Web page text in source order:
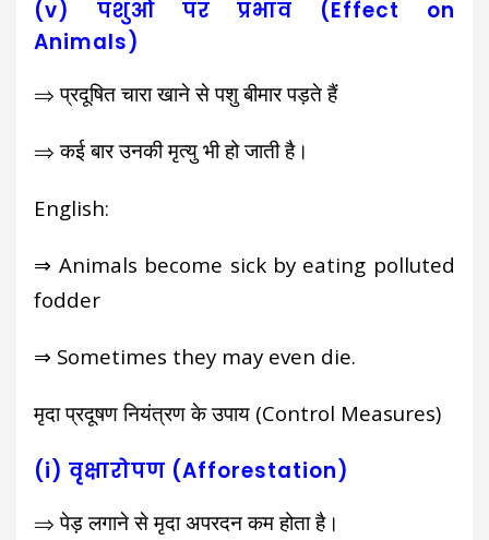
(v) पशुओं पर प्रभाव (Effect on
Animals)
⇒ प्रदूषित चारा खाने से पशु बीमार पड़ते हैं
⇒ कई बार उनकी मृत्यु भी हो जाती है।
English:
⇒ Animals become sick by eating polluted
fodder
⇒ Sometimes they may even die.
मृदा प्रदूषण नियंत्रण के उपाय (Control Measures)
(i) वृक्षारोपण (Afforestation)
⇒ पेड़ लगाने से मृदा अपरदन कम होता है।